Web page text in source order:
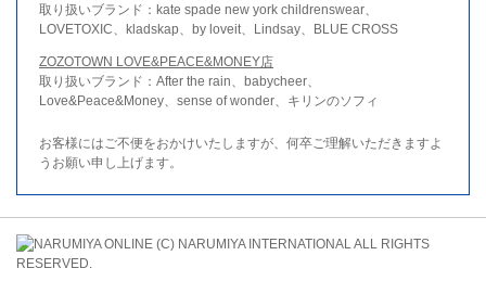
取り扱いブランド：kate spade new york childrenswear、
LOVETOXIC、kladskap、by loveit、Lindsay、BLUE CROSS
ZOZOTOWN LOVE&PEACE&MONEY店
取り扱いブランド：After the rain、babycheer、
Love&Peace&Money、sense of wonder、キリンのソフィ
お客様にはご不便をおかけいたしますが、何卒ご理解いただきますよ
うお願い申し上げます。